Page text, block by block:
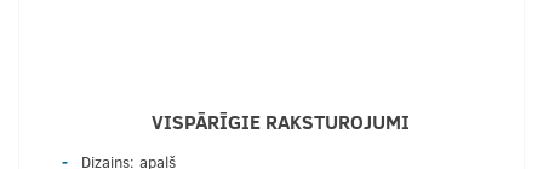
VISPĀRĪGIE RAKSTUROJUMI
Dizains: apaļš